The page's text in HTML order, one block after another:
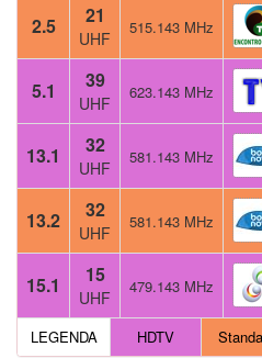
2.5 21
UHF
515.143 MHz
5.1 39
UHF
623.143 MHz
13.1 32
UHF
581.143 MHz
13.2 32
UHF
581.143 MHz
15.1 15
UHF
479.143 MHz
LEGENDA HDTV